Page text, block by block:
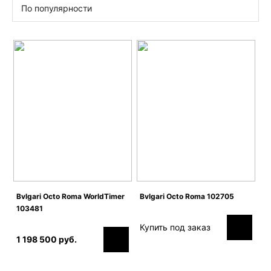
По популярности
Bvlgari Octo Roma WorldTimer
103481
1 198 500 руб.
Bvlgari Octo Roma 102705
Купить под заказ